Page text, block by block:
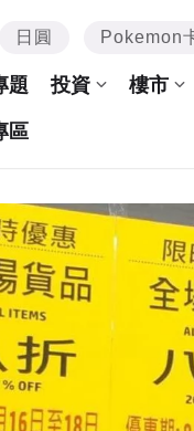
日圓 Pokemon
題 投資 樓市
區